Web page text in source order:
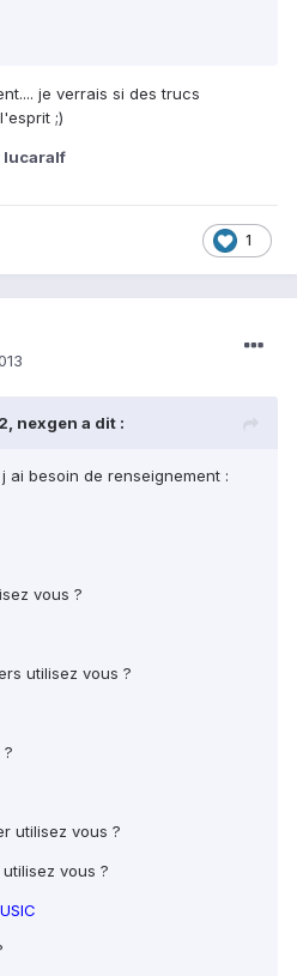
je verrais si des trucs
;)
lucaralf
1
nexgen a dit :
ai besoin de renseignement :
vous ?
utilisez vous ?
utilisez vous ?
vous ?